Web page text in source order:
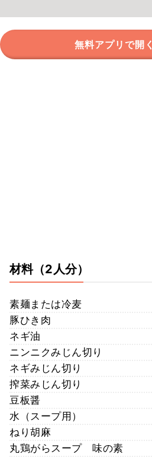
無料アプリで開く
材料（2人分）
素麺または冷麦
豚ひき肉
ネギ油
ニンニクみじん切り
ネギみじん切り
搾菜みじん切り
豆板醤
水（スープ用）
ねり胡麻
丸鶏がらスープ 味の素